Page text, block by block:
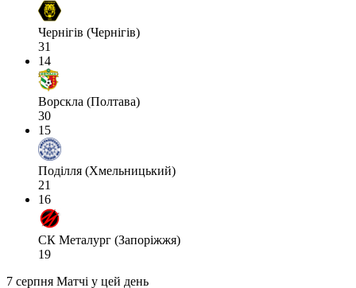
Чернігів (Чернігів)
31
14
Ворскла (Полтава)
30
15
Поділля (Хмельницький)
21
16
СК Металург (Запоріжжя)
19
7 серпня Матчі у цей день